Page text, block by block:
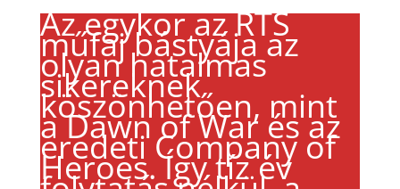
Az egykor az RTS
műfaj bástyája az
olyan hatalmas
sikereknek
köszönhetően, mint
a Dawn of War és az
eredeti Company of
Heroes. Így tíz év